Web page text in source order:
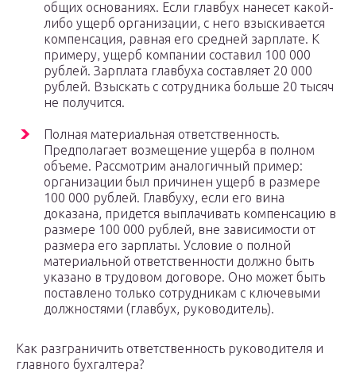
общих основаниях. Если главбух нанесет какой-
либо ущерб организации, с него взыскивается
компенсация, равная его средней зарплате. К
примеру, ущерб компании составил 100 000
рублей. Зарплата главбуха составляет 20 000
рублей. Взыскать с сотрудника больше 20 тысяч
не получится.
Полная материальная ответственность.
Предполагает возмещение ущерба в полном
объеме. Рассмотрим аналогичный пример:
организации был причинен ущерб в размере
100 000 рублей. Главбуху, если его вина
доказана, придется выплачивать компенсацию в
размере 100 000 рублей, вне зависимости от
размера его зарплаты. Условие о полной
материальной ответственности должно быть
указано в трудовом договоре. Оно может быть
поставлено только сотрудникам с ключевыми
должностями (главбух, руководитель).
Как разграничить ответственность руководителя и
главного бухгалтера?